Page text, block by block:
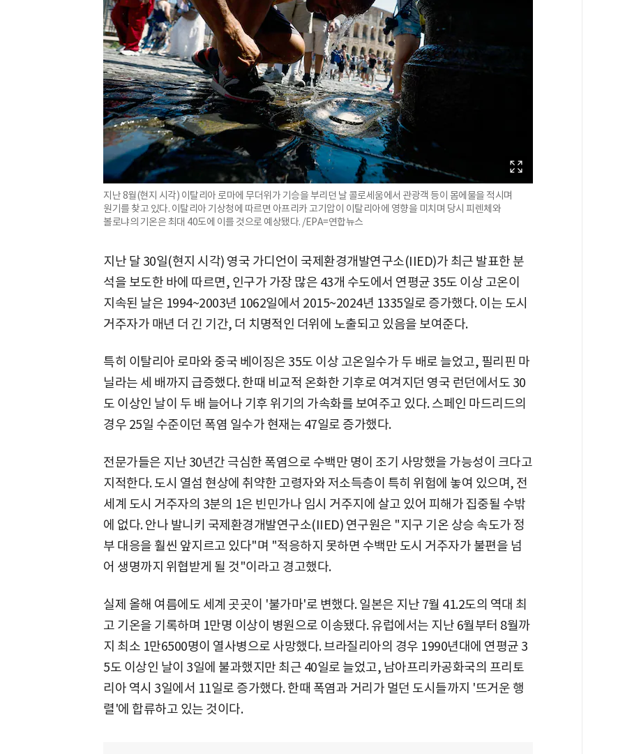
지난 8월(현지 시각) 이탈리아 로마에 무더위가 기승을 부리던 날 콜로세움에서 관광객 등이 몸에물을 적시며
원기를 찾고 있다. 이탈리아 기상청에 따르면 아프리카 고기압이 이탈리아에 영향을 미치며 당시 피렌체와
볼로냐의 기온은 최대 40도에 이를 것으로 예상됐다. /EPA=연합뉴스
지난 달 30일(현지 시각) 영국 가디언이 국제환경개발연구소(IIED)가 최근 발표한 분
석을 보도한 바에 따르면, 인구가 가장 많은 43개 수도에서 연평균 35도 이상 고온이
지속된 날은 1994~2003년 1062일에서 2015~2024년 1335일로 증가했다. 이는 도시
거주자가 매년 더 긴 기간, 더 치명적인 더위에 노출되고 있음을 보여준다.
특히 이탈리아 로마와 중국 베이징은 35도 이상 고온일수가 두 배로 늘었고, 필리핀 마
닐라는 세 배까지 급증했다. 한때 비교적 온화한 기후로 여겨지던 영국 런던에서도 30
도 이상인 날이 두 배 늘어나 기후 위기의 가속화를 보여주고 있다. 스페인 마드리드의
경우 25일 수준이던 폭염 일수가 현재는 47일로 증가했다.
전문가들은 지난 30년간 극심한 폭염으로 수백만 명이 조기 사망했을 가능성이 크다고
지적한다. 도시 열섬 현상에 취약한 고령자와 저소득층이 특히 위험에 놓여 있으며, 전
세계 도시 거주자의 3분의 1은 빈민가나 임시 거주지에 살고 있어 피해가 집중될 수밖
에 없다. 안나 발니키 국제환경개발연구소(IIED) 연구원은 "지구 기온 상승 속도가 정
부 대응을 훨씬 앞지르고 있다"며 "적응하지 못하면 수백만 도시 거주자가 불편을 넘
어 생명까지 위협받게 될 것"이라고 경고했다.
실제 올해 여름에도 세계 곳곳이 '불가마'로 변했다. 일본은 지난 7월 41.2도의 역대 최
고 기온을 기록하며 1만명 이상이 병원으로 이송됐다. 유럽에서는 지난 6월부터 8월까
지 최소 1만6500명이 열사병으로 사망했다. 브라질리아의 경우 1990년대에 연평균 3
5도 이상인 날이 3일에 불과했지만 최근 40일로 늘었고, 남아프리카공화국의 프리토
리아 역시 3일에서 11일로 증가했다. 한때 폭염과 거리가 멀던 도시들까지 '뜨거운 행
렬'에 합류하고 있는 것이다.